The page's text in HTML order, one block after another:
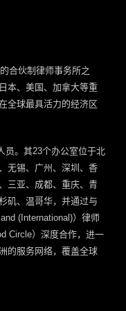
合伙制律师事务所之
本、美国、加拿大等重
全球最具活力的经济区
员。其23个办公室位于北
无锡、广州、深圳、香
三亚、成都、重庆、青
矶、温哥华，并通过与
(International)）律师
Circle）深度合作，进一
的服务网络，覆盖全球